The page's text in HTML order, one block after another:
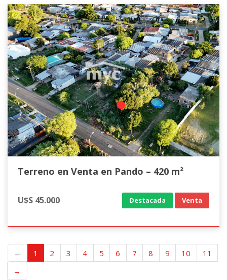
Terreno en Venta en Pando – 420 m²
U$S 45.000 Destacada Venta
← 1 2 3 4 5 6 7 8 9 10
11
→